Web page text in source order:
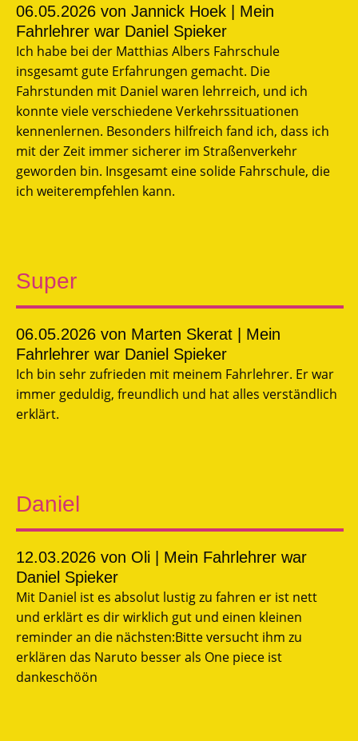
06.05.2026 von Jannick Hoek | Mein
Fahrlehrer war Daniel Spieker
Ich habe bei der Matthias Albers Fahrschule
insgesamt gute Erfahrungen gemacht. Die
Fahrstunden mit Daniel waren lehrreich, und ich
konnte viele verschiedene Verkehrssituationen
kennenlernen. Besonders hilfreich fand ich, dass ich
mit der Zeit immer sicherer im Straßenverkehr
geworden bin. Insgesamt eine solide Fahrschule, die
ich weiterempfehlen kann.
Super
06.05.2026 von Marten Skerat | Mein
Fahrlehrer war Daniel Spieker
Ich bin sehr zufrieden mit meinem Fahrlehrer. Er war
immer geduldig, freundlich und hat alles verständlich
erklärt.
Daniel
12.03.2026 von Oli | Mein Fahrlehrer war
Daniel Spieker
Mit Daniel ist es absolut lustig zu fahren er ist nett
und erklärt es dir wirklich gut und einen kleinen
reminder an die nächsten:Bitte versucht ihm zu
erklären das Naruto besser als One piece ist
dankeschöön